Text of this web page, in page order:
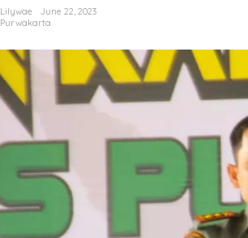
Lilywae
June 22, 2023
Purwakarta